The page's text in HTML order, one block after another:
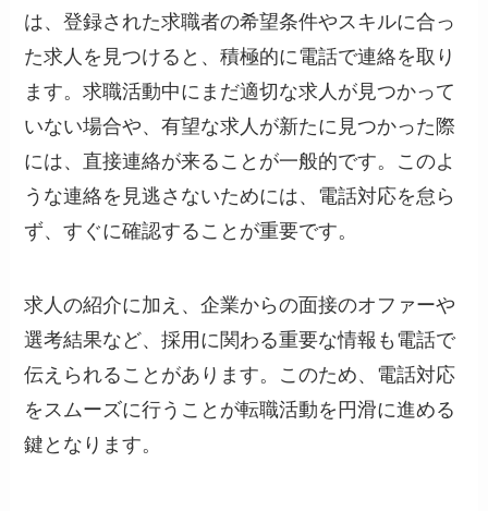
は、登録された求職者の希望条件やスキルに合っ
た求人を見つけると、積極的に電話で連絡を取り
ます。求職活動中にまだ適切な求人が見つかって
いない場合や、有望な求人が新たに見つかった際
には、直接連絡が来ることが一般的です。このよ
うな連絡を見逃さないためには、電話対応を怠ら
ず、すぐに確認することが重要です。
求人の紹介に加え、企業からの面接のオファーや
選考結果など、採用に関わる重要な情報も電話で
伝えられることがあります。このため、電話対応
をスムーズに行うことが転職活動を円滑に進める
鍵となります。